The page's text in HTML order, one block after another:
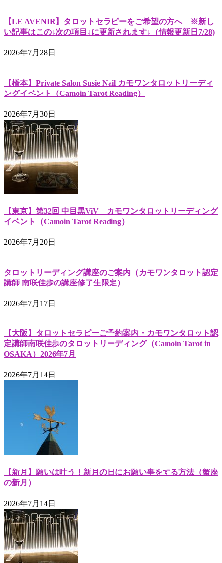
【LE AVENIR】タロットセラピーをご希望の方へ ※新し
い記事はこの↓次の項目↓に更新されます↓（情報更新日7/28)
2026年7月28日
【橋本】Private Salon Susie Nail カモワンタロットリーディ
ングイベント（Camoin Tarot Reading）
2026年7月30日
【東京】第32回 中目黒ViV カモワンタロットリーディング
イベント（Camoin Tarot Reading）
2026年7月20日
タロットリーディング講座のご案内（カモワンタロット認定
講師 南咲佳歩の講座修了生限定）
2026年7月17日
【大阪】タロットセラピーご予約案内・カモワンタロット認
定講師南咲佳歩のタロットリーディング（Camoin Tarot in
OSAKA）2026年7月
2026年7月14日
【新月】願いは叶う！新月の日にお願い事をする方法（蟹座
の新月）
2026年7月14日